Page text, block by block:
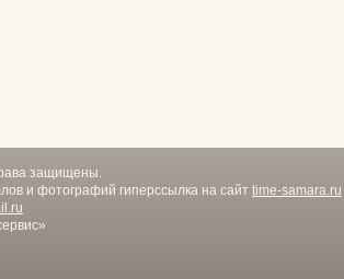
защищены.
и фотографий гиперссылка на сайт time-samara.ru